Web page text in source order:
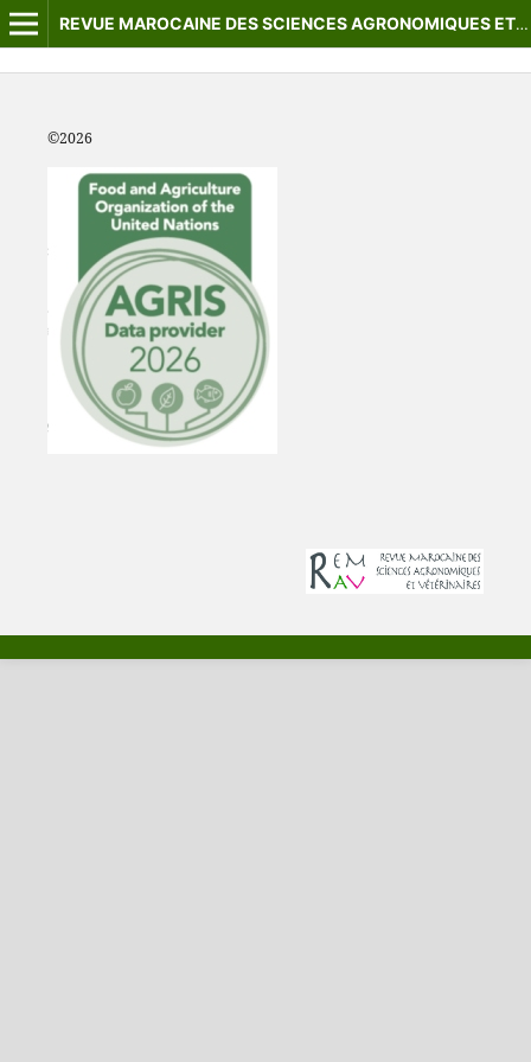
REVUE MAROCAINE DES SCIENCES AGRONOMIQUES ET VÉTÉRINAIRES
©2026